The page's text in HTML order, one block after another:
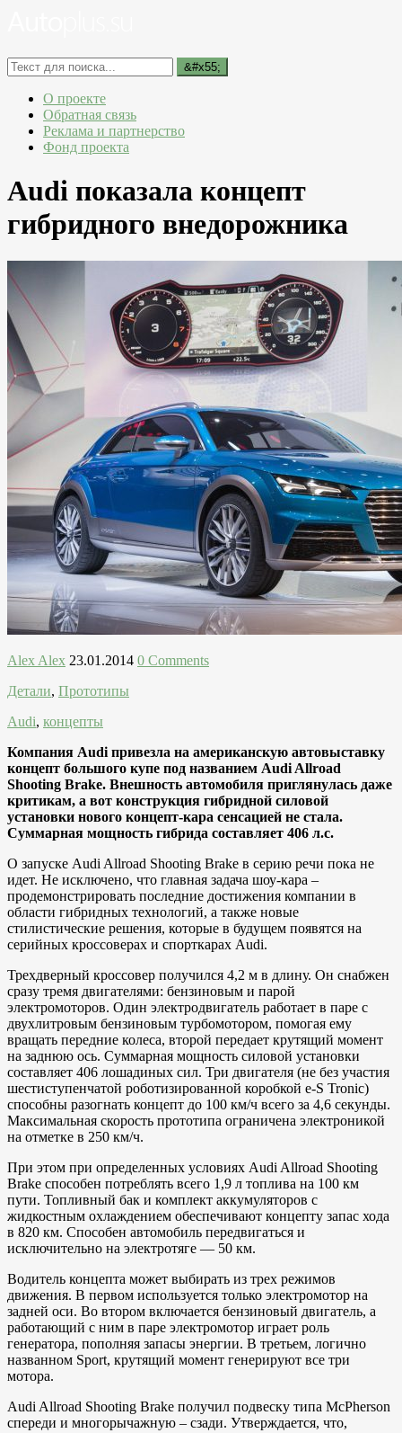
О проекте
Обратная связь
Реклама и партнерство
Фонд проекта
Audi показала концепт
гибридного внедорожника
Alex Alex 23.01.2014 0 Comments
Детали, Прототипы
Audi, концепты
Компания Audi привезла на американскую автовыставку
концепт большого купе под названием Audi Allroad
Shooting Brake. Внешность автомобиля приглянулась даже
критикам, а вот конструкция гибридной силовой
установки нового концепт-кара сенсацией не стала.
Суммарная мощность гибрида составляет 406 л.с.
О запуске Audi Allroad Shooting Brake в серию речи пока не
идет. Не исключено, что главная задача шоу-кара –
продемонстрировать последние достижения компании в
области гибридных технологий, а также новые
стилистические решения, которые в будущем появятся на
серийных кроссоверах и спорткарах Audi.
Трехдверный кроссовер получился 4,2 м в длину. Он снабжен
сразу тремя двигателями: бензиновым и парой
электромоторов. Один электродвигатель работает в паре с
двухлитровым бензиновым турбомотором, помогая ему
вращать передние колеса, второй передает крутящий момент
на заднюю ось. Суммарная мощность силовой установки
составляет 406 лошадиных сил. Три двигателя (не без участия
шестиступенчатой роботизированной коробкой e-S Tronic)
способны разогнать концепт до 100 км/ч всего за 4,6 секунды.
Максимальная скорость прототипа ограничена электроникой
на отметке в 250 км/ч.
При этом при определенных условиях Audi Allroad Shooting
Brake способен потреблять всего 1,9 л топлива на 100 км
пути. Топливный бак и комплект аккумуляторов с
жидкостным охлаждением обеспечивают концепту запас хода
в 820 км. Способен автомобиль передвигаться и
исключительно на электротяге — 50 км.
Водитель концепта может выбирать из трех режимов
движения. В первом используется только электромотор на
задней оси. Во втором включается бензиновый двигатель, а
работающий с ним в паре электромотор играет роль
генератора, пополняя запасы энергии. В третьем, логично
названном Sport, крутящий момент генерируют все три
мотора.
Audi Allroad Shooting Brake получил подвеску типа McPherson
спереди и многорычажную – сзади. Утверждается, что,